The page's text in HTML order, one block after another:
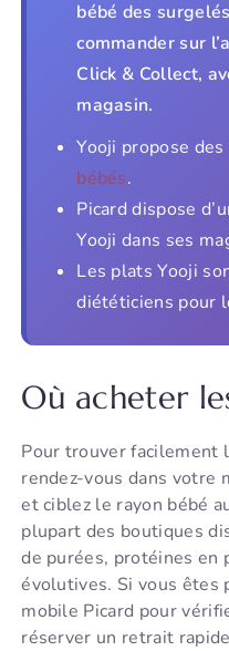
bébé des
commander sur
Click & Collect,
magasin.
Yooji propose des
bébés.
Picard dispose
Yooji dans ses
Les plats Yooji
diététiciens pour
Où acheter
Pour trouver facilement
rendez-vous dans votre
et ciblez le rayon bébé
plupart des boutiques
de purées, protéines en
évolutives. Si vous êtes
mobile Picard pour
réserver un retrait